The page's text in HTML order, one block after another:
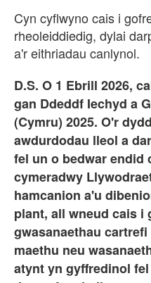
Cyn cyflwyno cais i
rheoleiddiedig, dylai
a'r eithriadau canlynol.
D.S. O 1 Ebrill 2026,
gan Ddeddf Iechyd a
(Cymru) 2025. O'r
awdurdodau lleol a
fel un o bedwar endid
cymeradwy
hamcanion a'u
plant, all wneud cais i
gwasanaethau
maethu neu
atynt yn gyffredinol